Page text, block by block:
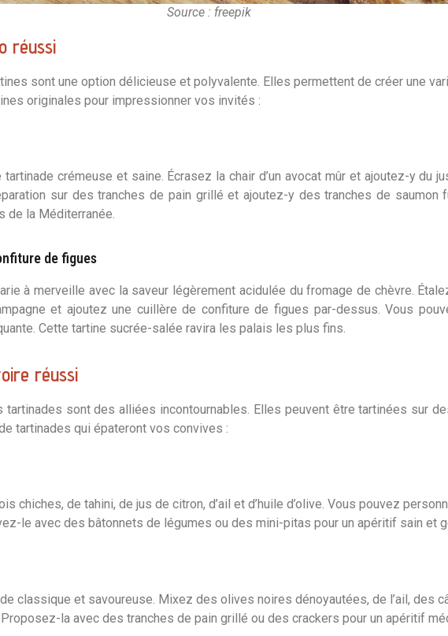
Source : freepik
réussi
sont une option délicieuse et polyvalente. Elles permettent de créer une
originales pour impressionner vos invités :
tartinade crémeuse et saine. Écrasez la chair d’un avocat mûr et ajoutez-y du
sur des tranches de pain grillé et ajoutez-y des tranches de saumon
de la Méditerranée.
de figues
à merveille avec la saveur légèrement acidulée du fromage de chèvre.
et ajoutez une cuillère de confiture de figues par-dessus. Vous
Cette tartine sucrée-salée ravira les palais les plus fins.
réussi
tartinades sont des alliées incontournables. Elles peuvent être tartinées sur
tartinades qui épateront vos convives :
chiches, de tahini, de jus de citron, d’ail et d’huile d’olive. Vous pouvez
le avec des bâtonnets de légumes ou des mini-pitas pour un apéritif sain et
classique et savoureuse. Mixez des olives noires dénoyautées, de l’ail, des
la avec des tranches de pain grillé ou des crackers pour un apéritif